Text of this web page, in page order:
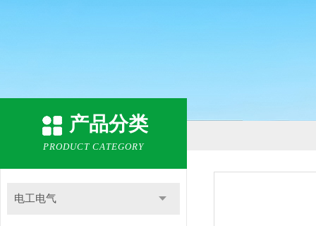
产品分类
PRODUCT CATEGORY
电工电气